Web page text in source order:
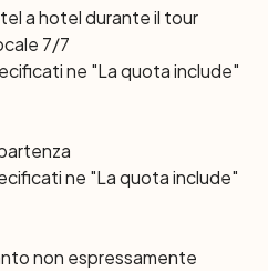
attraverserà il canale di
. Oggi avrete tempo per
le isole di Ugljan e
recentemente collegate
lungo la costa orientale
e il mare. Più tardi
di
Trogir (15 km)
versoSolta, dove uliveti,
a hotel durante il tour
7/7
ne "La quota include"
ne "La quota include"
non espressamente